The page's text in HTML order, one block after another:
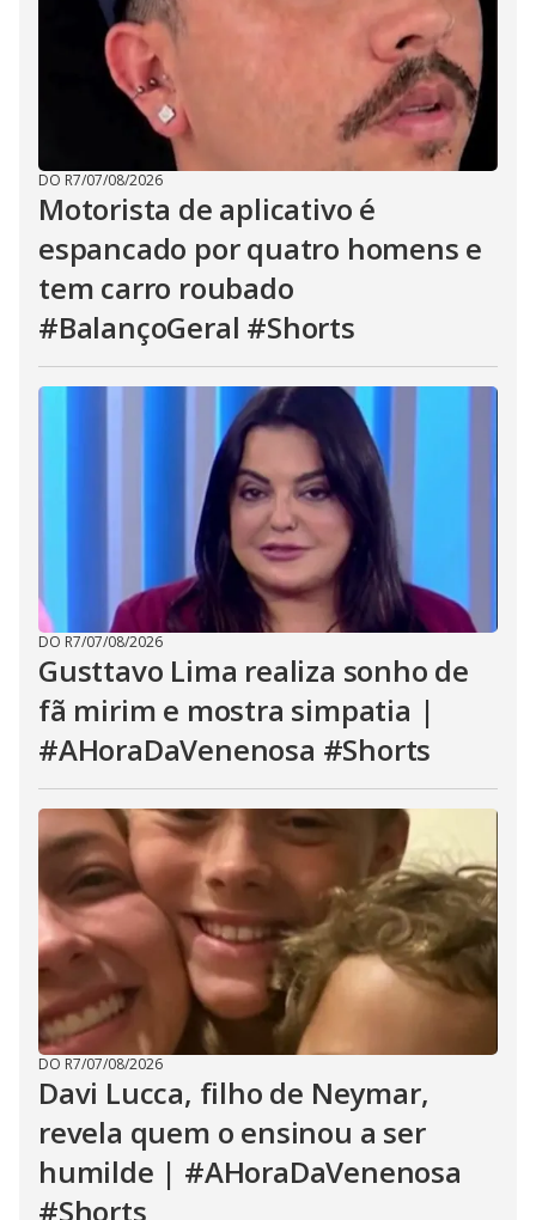
DO R7/07/08/2026
Motorista de aplicativo é
espancado por quatro homens e
tem carro roubado
#BalançoGeral #Shorts
DO R7/07/08/2026
Gusttavo Lima realiza sonho de
fã mirim e mostra simpatia |
#AHoraDaVenenosa #Shorts
DO R7/07/08/2026
Davi Lucca, filho de Neymar,
revela quem o ensinou a ser
humilde | #AHoraDaVenenosa
#Shorts